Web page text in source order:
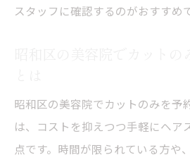
スタッフに確認するのがおすすめで
昭和区の美容院でカットのみを予
は、コストを抑えつつ手軽にヘア
点です。時間が限られている方や